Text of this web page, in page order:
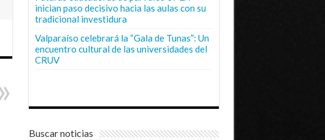
inician paso decisivo hacia las aulas con su
tradicional investidura
Valparaíso celebrará la “Gala de Tunas”: Un
encuentro cultural de las universidades del
CRUV
Buscar noticias